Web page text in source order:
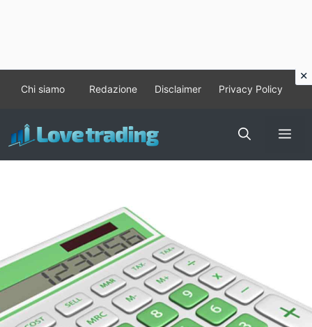
contenuto
Chi siamo Redazione Disclaimer Privacy Policy